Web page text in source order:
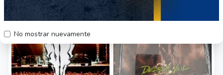
No mostrar nuevamente